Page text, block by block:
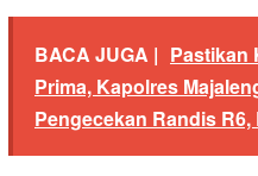
BACA JUGA | Pastikan
Prima, Kapolres
Pengecekan Randis R6,